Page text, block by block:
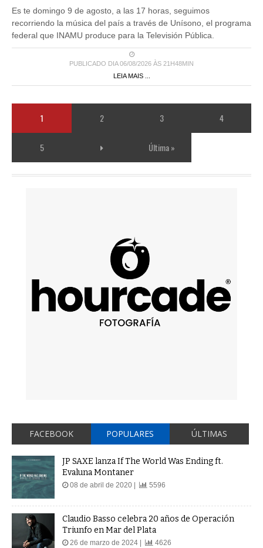
Es te domingo 9 de agosto, a las 17 horas, seguimos
recorriendo la música del país a través de Unísono, el programa
federal que INAMU produce para la Televisión Pública.
PUBLICADO DIA 06/08/2026 ÀS 21H48MIN
LEIA MAIS ...
1 2 3 4
5 Última »
FACEBOOK POPULARES ÚLTIMAS
JP SAXE lanza If The World Was Ending ft.
Evaluna Montaner
08 de abril de 2020 | 5596
Claudio Basso celebra 20 años de Operación
Triunfo en Mar del Plata
26 de marzo de 2024 | 4626